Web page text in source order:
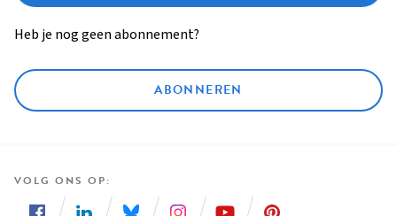
Heb je nog geen abonnement?
ABONNEREN
VOLG ONS OP